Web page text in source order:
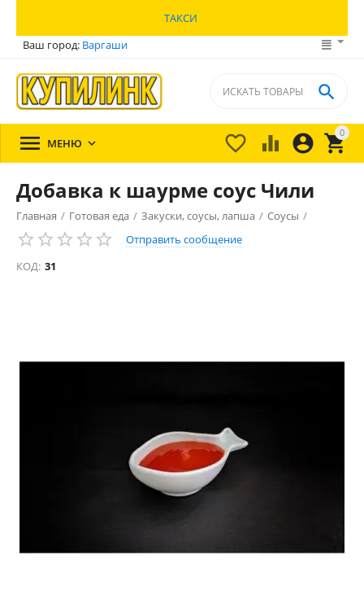
ТАКСИ
Ваш город: Варгаши
0


 

 МЕНЮ 
Добавка к шаурме соус Чили
Главная / Готовая еда / Закуски, соусы, лапша / Соусы /
Отправить сообщение
КОД: 31